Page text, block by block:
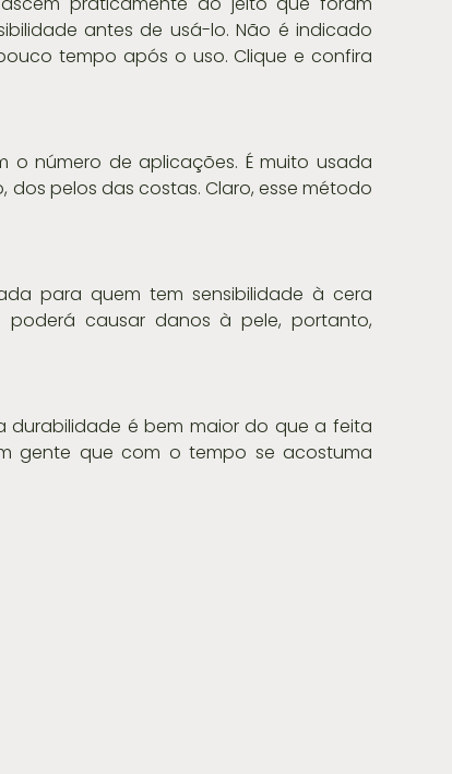
antes de usá-lo. Não é indicado
tempo após o uso. Clique e confira
número de aplicações. É muito usada
dos pelos das costas. Claro, esse método
para quem tem sensibilidade à cera
causar danos à pele, portanto,
durabilidade é bem maior do que a feita
gente que com o tempo se acostuma